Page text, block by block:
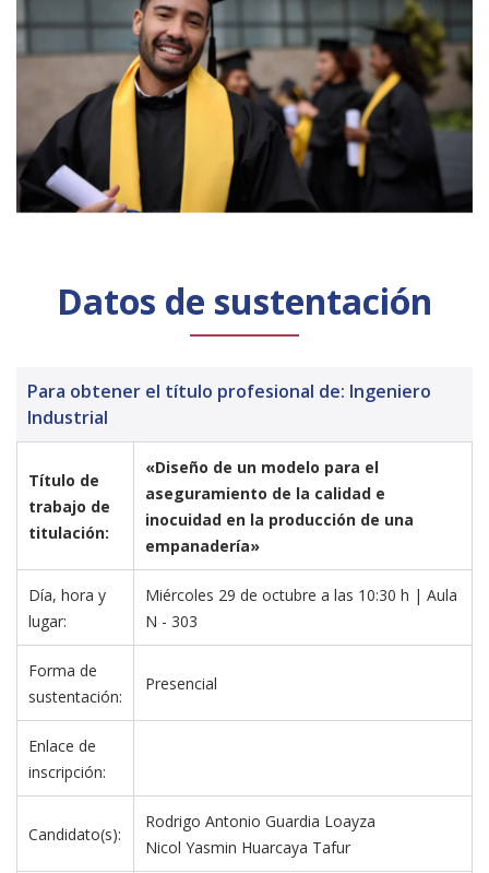
Datos de sustentación
Para obtener el título profesional de: Ingeniero
Industrial
Título de
trabajo de
titulación:
«Diseño de un modelo para el
aseguramiento de la calidad e
inocuidad en la producción de una
empanadería»
Día, hora y
lugar:
Miércoles 29 de octubre a las 10:30 h | Aula
N - 303
Forma de
sustentación:
Presencial
Enlace de
inscripción:
Candidato(s):
Rodrigo Antonio Guardia Loayza
Nicol Yasmin Huarcaya Tafur